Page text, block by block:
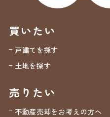
買いたい
戸建てを探す
土地を探す
売りたい
不動産売却をお考えの方へ